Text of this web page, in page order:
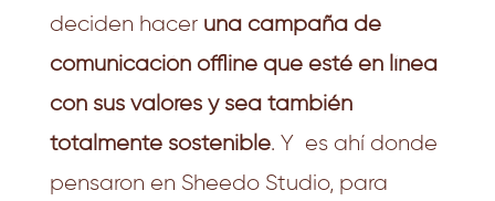
deciden hacer una campaña de
comunicación offline que esté en línea
con sus valores y sea también
totalmente sostenible. Y es ahí donde
pensaron en Sheedo Studio, para